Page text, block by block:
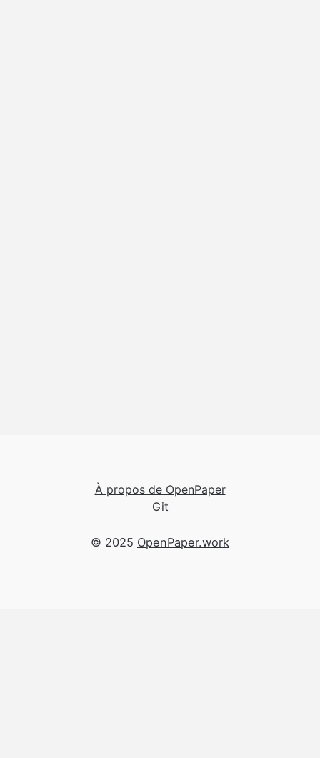
À propos de OpenPaper
Git
© 2025 OpenPaper.work